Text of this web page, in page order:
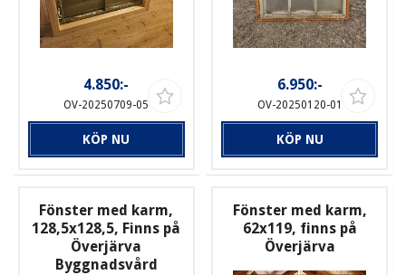
4.850:-
OV-20250709-05
KÖP NU
6.950:-
OV-20250120-01
KÖP NU
Fönster med karm,
128,5x128,5, Finns på
Överjärva
Byggnadsvård
Fönster med karm,
62x119, finns på
Överjärva